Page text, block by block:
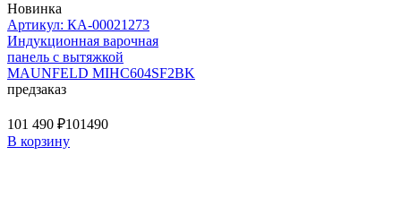
Новинка
Артикул: КА-00021273
Индукционная варочная
панель с вытяжкой
MAUNFELD MIHC604SF2BK
предзаказ
101 490 ₽101490
В корзину